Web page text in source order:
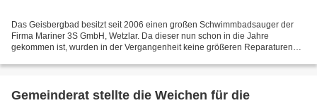
Das Geisbergbad besitzt seit 2006 einen großen Schwimmbadsauger der
Firma Mariner 3S GmbH, Wetzlar. Da dieser nun schon in die Jahre
gekommen ist, wurden in der Vergangenheit keine größeren Reparaturen
Gemeinderat stellte die Weichen für die